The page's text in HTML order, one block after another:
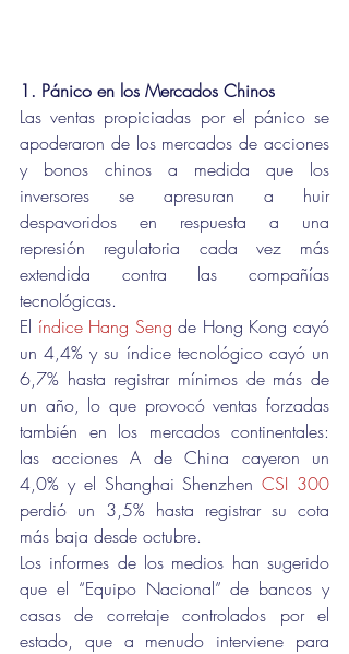
1. Pánico en los Mercados Chinos
Las ventas propiciadas por el pánico se
apoderaron de los mercados de acciones
y bonos chinos a medida que los
inversores se apresuran a huir
despavoridos en respuesta a una
represión regulatoria cada vez más
extendida contra las compañías
tecnológicas.
El índice Hang Seng de Hong Kong cayó
un 4,4% y su índice tecnológico cayó un
6,7% hasta registrar mínimos de más de
un año, lo que provocó ventas forzadas
también en los mercados continentales:
las acciones A de China cayeron un
4,0% y el Shanghai Shenzhen CSI 300
perdió un 3,5% hasta registrar su cota
más baja desde octubre.
Los informes de los medios han sugerido
que el “Equipo Nacional” de bancos y
casas de corretaje controlados por el
estado, que a menudo interviene para